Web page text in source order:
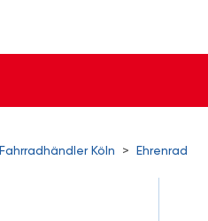
Fahrradhändler Köln > Ehrenrad